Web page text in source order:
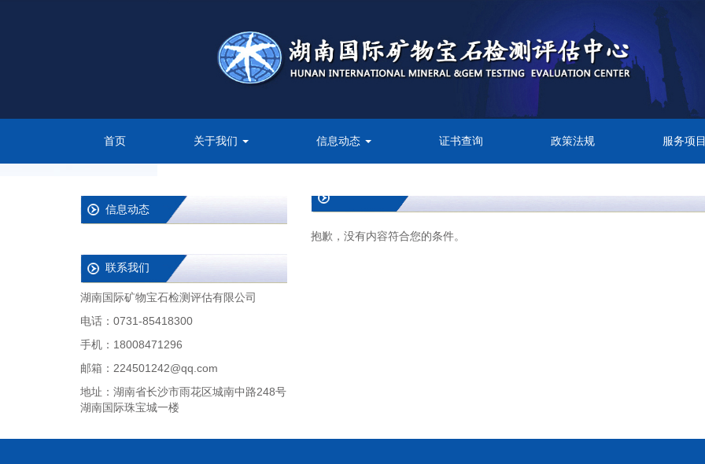
首页 关于我们 信息动态 证书查询 政策法规 服务项目
抱歉，没有内容符合您的条件。
信息动态
联系我们
湖南国际矿物宝石检测评估有限公司
电话：0731-85418300
手机：18008471296
邮箱：224501242@qq.com
地址：湖南省长沙市雨花区城南中路248号
湖南国际珠宝城一楼